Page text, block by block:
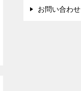
お問い合わせ